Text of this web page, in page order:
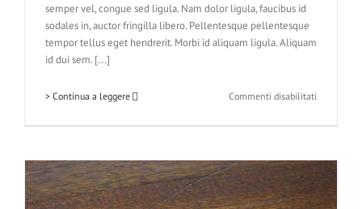
semper vel, congue sed ligula. Nam dolor ligula, faucibus id
sodales in, auctor fringilla libero. Pellentesque pellentesque
tempor tellus eget hendrerit. Morbi id aliquam ligula. Aliquam
id dui sem. [...]
> Continua a leggere Commenti disabilitati
Turpis